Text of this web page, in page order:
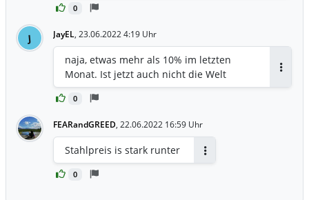
0
J JayEL, 23.06.2022 4:19 Uhr
0
naja, etwas mehr als 10% im letzten
Monat. Ist jetzt auch nicht die Welt
FEARandGREED, 22.06.2022 16:59 Uhr
0
Stahlpreis is stark runter